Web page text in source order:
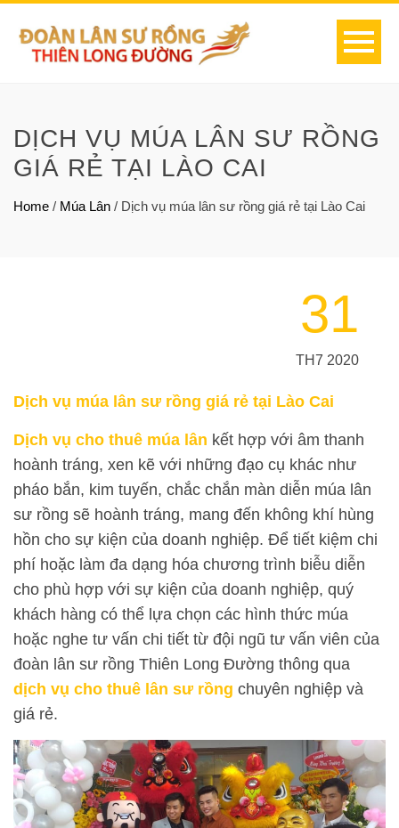
DỊCH VỤ MÚA LÂN SƯ RỒNG
GIÁ RẺ TẠI LÀO CAI
Home / Múa Lân / Dịch vụ múa lân sư rồng giá rẻ tại Lào Cai
31
TH7 2020
Dịch vụ múa lân sư rồng giá rẻ tại Lào Cai
Dịch vụ cho thuê múa lân kết hợp với âm thanh
hoành tráng, xen kẽ với những đạo cụ khác như
pháo bắn, kim tuyến, chắc chắn màn diễn múa lân
sư rồng sẽ hoành tráng, mang đến không khí hùng
hồn cho sự kiện của doanh nghiệp. Để tiết kiệm chi
phí hoặc làm đa dạng hóa chương trình biễu diễn
cho phù hợp với sự kiện của doanh nghiệp, quý
khách hàng có thể lựa chọn các hình thức múa
hoặc nghe tư vấn chi tiết từ đội ngũ tư vấn viên của
đoàn lân sư rồng Thiên Long Đường thông qua
dịch vụ cho thuê lân sư rồng chuyên nghiệp và
giá rẻ.